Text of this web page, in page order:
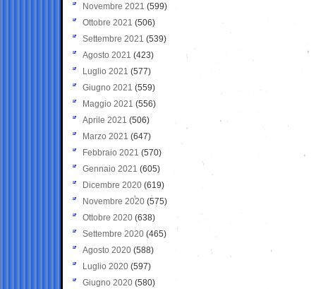
Novembre 2021 (599)
Ottobre 2021 (506)
Settembre 2021 (539)
Agosto 2021 (423)
Luglio 2021 (577)
Giugno 2021(559)
Maggio 2021 (556)
Aprile 2021 (506)
Marzo 2021 (647)
Febbraio 2021 (570)
Gennaio 2021 (605)
Dicembre 2020 (619)
Novembre 2020 (575)
Ottobre 2020 (638)
Settembre 2020(465)
Agosto 2020 (588)
Luglio 2020 (597)
Giugno 2020 (580)